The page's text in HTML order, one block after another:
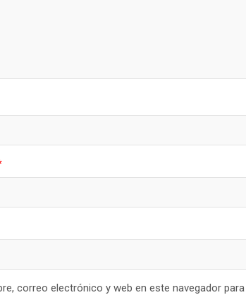
correo electrónico y web en este navegador